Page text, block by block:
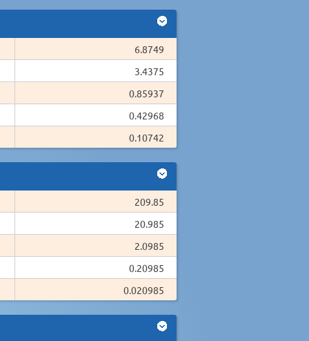
6.8749
3.4375
0.85937
0.42968
0.10742
209.85
20.985
2.0985
0.20985
0.020985